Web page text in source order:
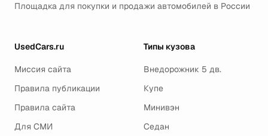
Площадка для покупки и продажи автомобилей в России
UsedCars.ru
Миссия сайта
Правила публикации
Правила сайта
Для СМИ
Типы кузова
Внедорожник 5 дв.
Купе
Минивэн
Седан